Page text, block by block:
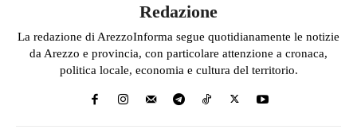
Redazione
La redazione di ArezzoInforma segue quotidianamente le notizie
da Arezzo e provincia, con particolare attenzione a cronaca,
politica locale, economia e cultura del territorio.